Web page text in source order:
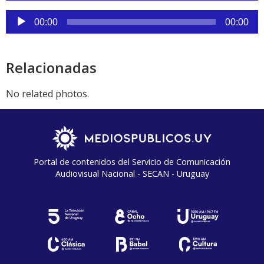
audio
Reproductor
de
00:00 00:00
Relacionadas
No related photos.
Portal de contenidos del Servicio de Comunicación
Audiovisual Nacional - SECAN - Uruguay